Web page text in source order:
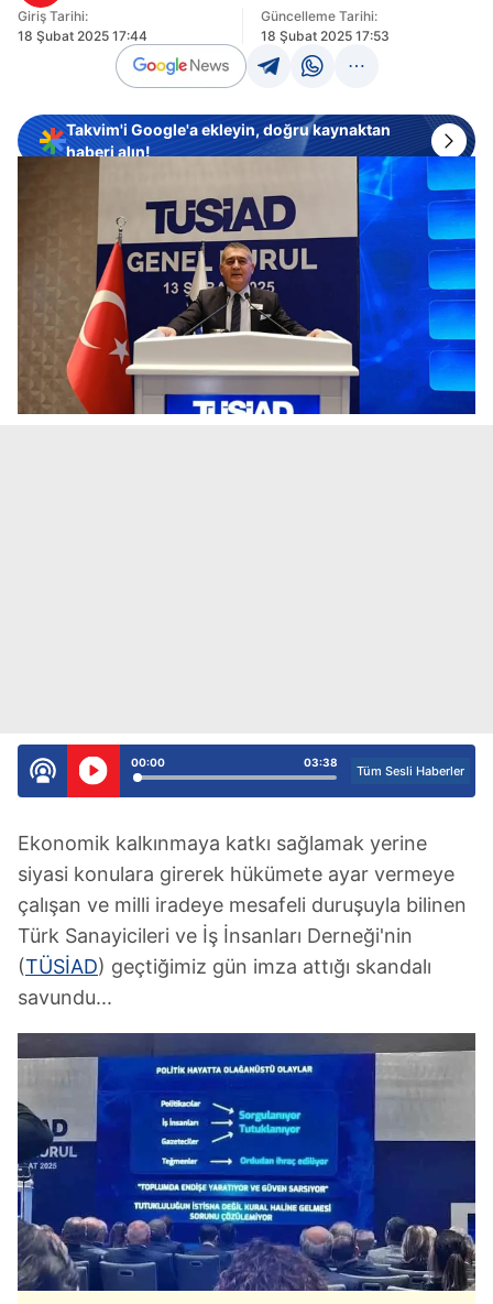
Giriş Tarihi:
18 Şubat 2025 17:44
Güncelleme Tarihi:
18 Şubat 2025 17:53
Takvim'i Google'a ekleyin, doğru kaynaktan
haberi alın!
03:38
00:00
Tüm Sesli Haberler
Ekonomik kalkınmaya katkı sağlamak yerine
siyasi konulara girerek hükümete ayar vermeye
çalışan ve milli iradeye mesafeli duruşuyla bilinen
Türk Sanayicileri ve İş İnsanları Derneği'nin
(TÜSİAD) geçtiğimiz gün imza attığı skandalı
savundu...